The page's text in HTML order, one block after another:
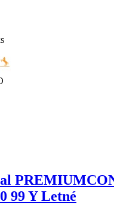
99 Y Letné